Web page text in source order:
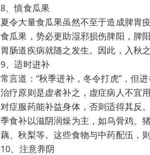
8、慎食瓜果
夏令大量食瓜果虽然不至于造成脾胃
食瓜果，势必更助湿邪损伤脾阳，脾
胃肠道疾病就随之发生。因此，入秋
9、适时进补
常言道：“秋季进补，冬令打虎”，但
治疗原则是虚者补之，虚症病人不宜
对症服药能补益身体，否则适得其反
季食补以滋阴润燥为主，如乌骨鸡、
藕、秋梨等。这些食物与中药配伍，
10、注意养阴